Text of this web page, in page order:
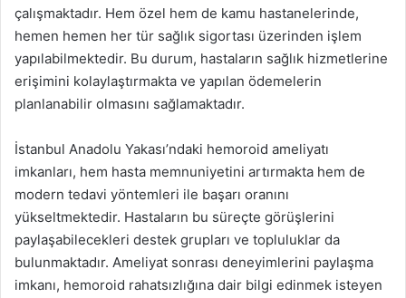
çalışmaktadır. Hem özel hem de kamu hastanelerinde,
hemen hemen her tür sağlık sigortası üzerinden işlem
yapılabilmektedir. Bu durum, hastaların sağlık hizmetlerine
erişimini kolaylaştırmakta ve yapılan ödemelerin
planlanabilir olmasını sağlamaktadır.
İstanbul Anadolu Yakası’ndaki hemoroid ameliyatı
imkanları, hem hasta memnuniyetini artırmakta hem de
modern tedavi yöntemleri ile başarı oranını
yükseltmektedir. Hastaların bu süreçte görüşlerini
paylaşabilecekleri destek grupları ve topluluklar da
bulunmaktadır. Ameliyat sonrası deneyimlerini paylaşma
imkanı, hemoroid rahatsızlığına dair bilgi edinmek isteyen